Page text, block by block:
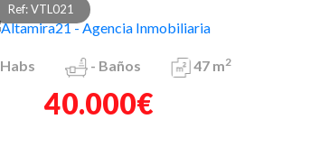
Ref: VTL021
Habs - Baños 47 m2
40.000€